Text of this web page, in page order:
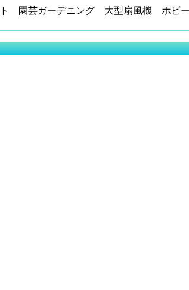
園芸ガーデニング 大型扇風機 ホビ